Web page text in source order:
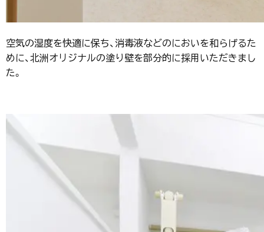
空気の湿度を快適に保ち、消毒液などのにおいを和らげるた
めに、北洲オリジナルの塗り壁を部分的に採用いただきまし
た。